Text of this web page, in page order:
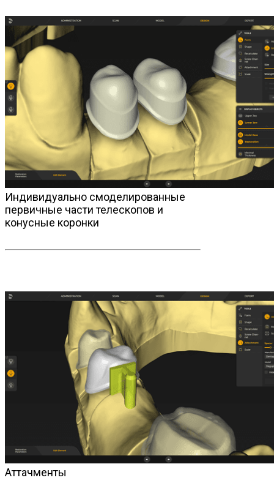
Индивидуально смоделированные
первичные части телескопов и
конусные коронки
Аттачменты